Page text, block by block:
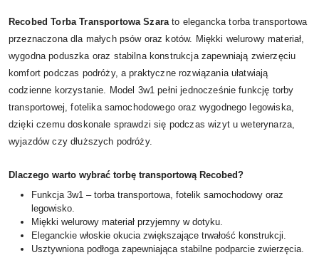
Recobed Torba Transportowa Szara to elegancka torba transportowa
przeznaczona dla małych psów oraz kotów. Miękki welurowy materiał,
wygodna poduszka oraz stabilna konstrukcja zapewniają zwierzęciu
komfort podczas podróży, a praktyczne rozwiązania ułatwiają
codzienne korzystanie. Model 3w1 pełni jednocześnie funkcję torby
transportowej, fotelika samochodowego oraz wygodnego legowiska,
dzięki czemu doskonale sprawdzi się podczas wizyt u weterynarza,
wyjazdów czy dłuższych podróży.
Dlaczego warto wybrać torbę transportową Recobed?
Funkcja 3w1 – torba transportowa, fotelik samochodowy oraz
legowisko.
Miękki welurowy materiał przyjemny w dotyku.
Eleganckie włoskie okucia zwiększające trwałość konstrukcji.
Usztywniona podłoga zapewniająca stabilne podparcie zwierzęcia.